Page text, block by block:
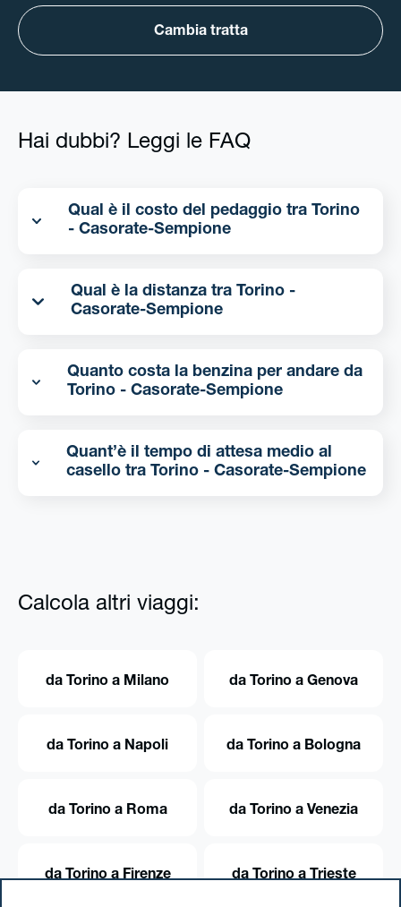
Cambia tratta
Hai dubbi? Leggi le FAQ
Qual è il costo del pedaggio tra Torino
- Casorate-Sempione
Qual è la distanza tra Torino -
Casorate-Sempione
Quanto costa la benzina per andare da
Torino - Casorate-Sempione
Quant’è il tempo di attesa medio al
casello tra Torino - Casorate-Sempione
Calcola altri viaggi:
da Torino a Milano da Torino a Genova
da Torino a Napoli da Torino a Bologna
da Torino a Roma da Torino a Venezia
da Torino a Firenze da Torino a Trieste